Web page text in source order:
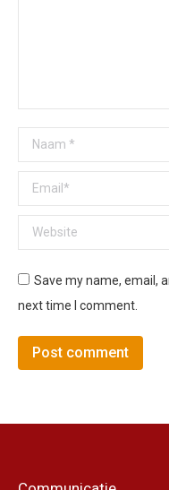
Naam *
Email *
Website
Save my name, email,
next time I comment.
Post comment